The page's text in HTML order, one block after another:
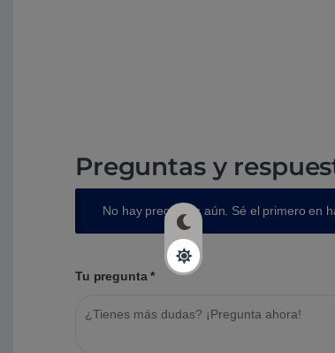
Preguntas y
No hay preguntas aún. Sé el primero en
Tu pregunta*